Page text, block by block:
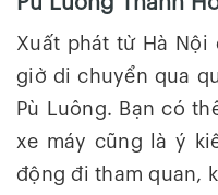
Xuất phát từ Hà Nội
giờ di chuyển qua
Pù Luông. Bạn có
xe máy cũng là ý
động đi tham quan,